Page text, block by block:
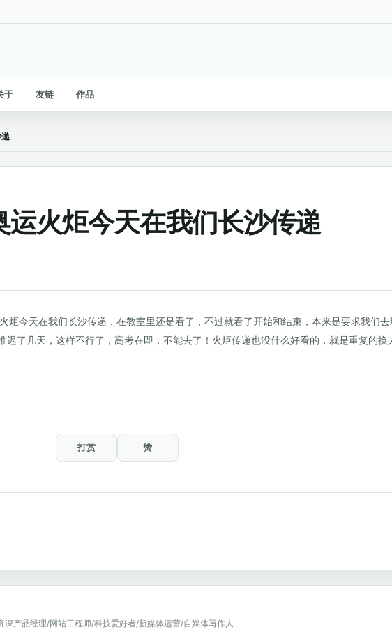
于 友链 作品
火炬今天在我们长沙传递
炬今天在我们长沙传递，在教室里还是看了，不过就看了开始和结束，本来是要求我们去
了几天，这样不行了，高考在即，不能去了！火炬传递也没什么好看的，就是重复的换
打赏 赞
产品经理/网站工程师/科技爱好者/新媒体运营/自媒体写作人